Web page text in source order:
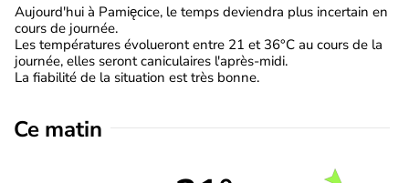
Aujourd'hui à Pamięcice, le temps deviendra plus incertain en
cours de journée.
Les températures évolueront entre 21 et 36°C au cours de la
journée, elles seront caniculaires l'après-midi.
La fiabilité de la situation est très bonne.
Ce matin